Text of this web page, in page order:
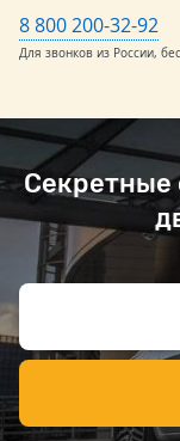
8 800 200-32-92
Для звонков из России,
Секретные